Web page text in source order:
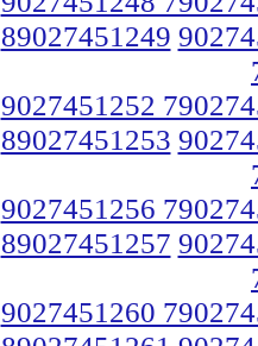
89027451249
9027451252
89027451253
9027451256
89027451257
9027451260